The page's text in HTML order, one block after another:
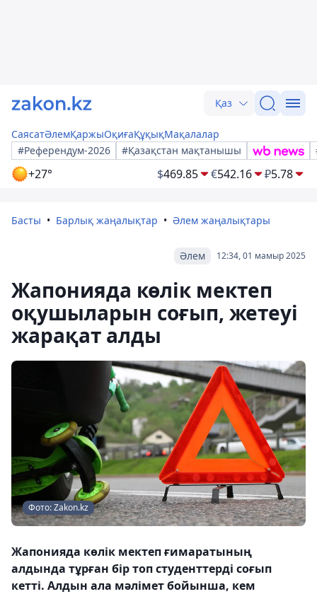
Қаз
СаясатӘлемҚаржыОқиғаҚұқықМақалалар
#Референдум-2026
#Қазақстан мақтанышы
+27° $469.85 €542.16 ₽5.78
Басты Барлық жаңалықтар Әлем жаңалықтары
12:34, 01 мамыр 2025
Әлем
Жапонияда көлік мектеп
оқушыларын соғып, жетеуі
жарақат алды
Фото: Zakon.kz
Жапонияда көлік мектеп ғимаратының
алдында тұрған бір топ студенттерді соғып
кетті. Алдын ала мәлімет бойынша, кем